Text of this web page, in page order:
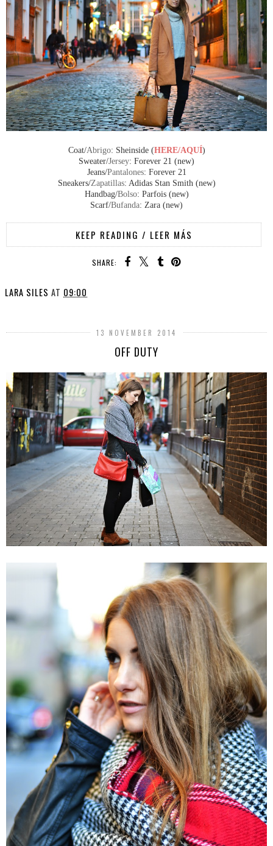
Coat/Abrigo: Sheinside (HERE/AQUÍ)
Sweater/Jersey: Forever 21 (new)
Jeans/Pantalones: Forever 21
Sneakers/Zapatillas: Adidas Stan Smith (new)
Handbag/Bolso: Parfois (new)
Scarf/Bufanda: Zara (new)
KEEP READING / LEER MÁS
SHARE:
LARA SILES AT 09:00
13 NOVEMBER 2014
OFF DUTY